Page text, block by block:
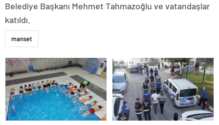
Belediye Başkanı Mehmet Tahmazoğlu ve vatandaşlar
katıldı.
manset